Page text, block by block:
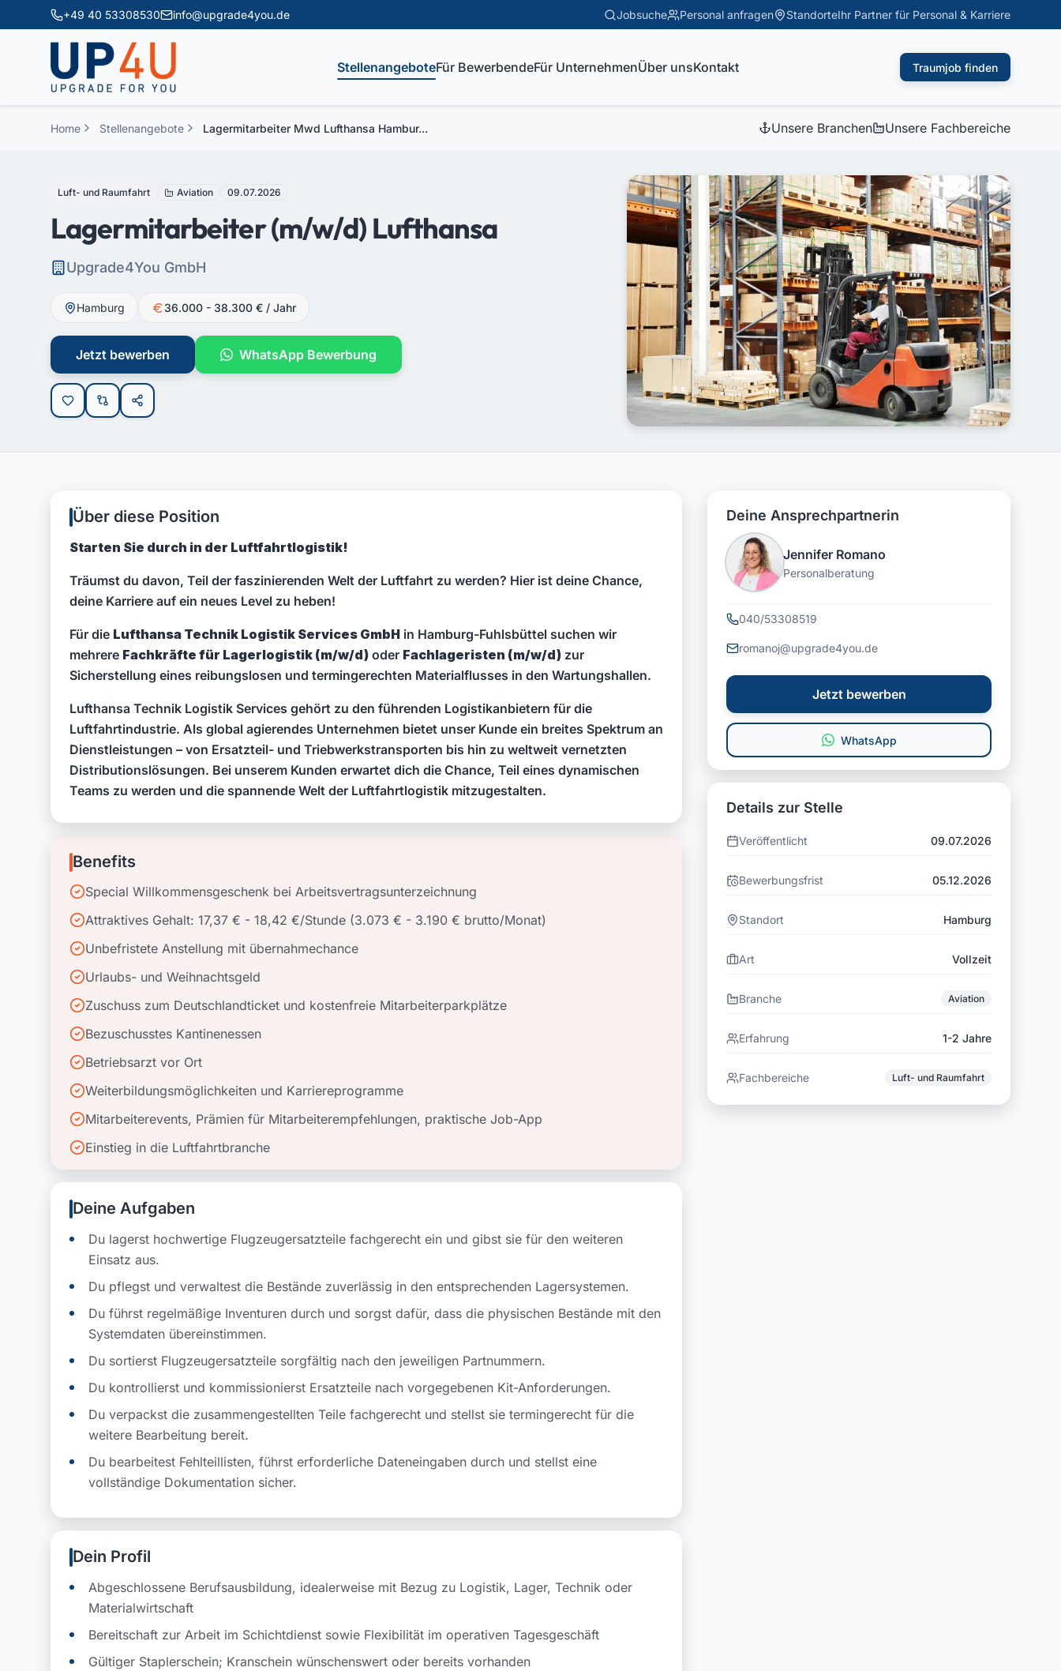
Zum Hauptinhalt springen
+49 40 53308530 info@upgrade4you.de Jobsuche Personal anfragen Standorte
StellenangeboteFür BewerbendeFür UnternehmenÜber unsKontakt Traumjob finden
Home Stellenangebote Lagermitarbeiter Mwd Lufthansa Hambur... Unsere Branchen Unsere Fachbereiche
Luft- und Raumfahrt Aviation 09.07.2026
Lagermitarbeiter (m/w/d) Lufthansa
Upgrade4You GmbH
Hamburg 36.000 - 38.300 € / Jahr
Jetzt bewerben WhatsApp Bewerbung
Über diese Position
Starten Sie durch in der Luftfahrtlogistik!
Träumst du davon, Teil der faszinierenden Welt der Luftfahrt zu werden? Hier ist deine Chance,
deine Karriere auf ein neues Level zu heben!
Für die Lufthansa Technik Logistik Services GmbH in Hamburg-Fuhlsbüttel suchen wir
mehrere Fachkräfte für Lagerlogistik (m/w/d) oder Fachlageristen (m/w/d) zur
Sicherstellung eines reibungslosen und termingerechten Materialflusses in den Wartungshallen.
Lufthansa Technik Logistik Services gehört zu den führenden Logistikanbietern für die
Luftfahrtindustrie. Als global agierendes Unternehmen bietet unser Kunde ein breites Spektrum an
Dienstleistungen – von Ersatzteil- und Triebwerkstransporten bis hin zu weltweit vernetzten
Distributionslösungen. Bei unserem Kunden erwartet dich die Chance, Teil eines dynamischen
Teams zu werden und die spannende Welt der Luftfahrtlogistik mitzugestalten.
Benefits
Special Willkommensgeschenk bei Arbeitsvertragsunterzeichnung
Attraktives Gehalt: 17,37 € - 18,42 €/Stunde (3.073 € - 3.190 € brutto/Monat)
Unbefristete Anstellung mit übernahmechance
Urlaubs- und Weihnachtsgeld
Zuschuss zum Deutschlandticket und kostenfreie Mitarbeiterparkplätze
Bezuschusstes Kantinenessen
Betriebsarzt vor Ort
Weiterbildungsmöglichkeiten und Karriereprogramme
Mitarbeiterevents, Prämien für Mitarbeiterempfehlungen, praktische Job-App
Einstieg in die Luftfahrtbranche
Deine Aufgaben
Du lagerst hochwertige Flugzeugersatzteile fachgerecht ein und gibst sie für den weiteren
Einsatz aus.
Du pflegst und verwaltest die Bestände zuverlässig in den entsprechenden Lagersystemen.
Du führst regelmäßige Inventuren durch und sorgst dafür, dass die physischen Bestände mit den
Systemdaten übereinstimmen.
Du sortierst Flugzeugersatzteile sorgfältig nach den jeweiligen Partnummern.
Du kontrollierst und kommissionierst Ersatzteile nach vorgegebenen Kit-Anforderungen.
Du verpackst die zusammengestellten Teile fachgerecht und stellst sie termingerecht für die
weitere Bearbeitung bereit.
Du bearbeitest Fehlteillisten, führst erforderliche Dateneingaben durch und stellst eine
vollständige Dokumentation sicher.
Dein Profil
Abgeschlossene Berufsausbildung, idealerweise mit Bezug zu Logistik, Lager, Technik oder
Materialwirtschaft
Bereitschaft zur Arbeit im Schichtdienst sowie Flexibilität im operativen Tagesgeschäft
Gültiger Staplerschein; Kranschein wünschenswert oder bereits vorhanden
Deine Ansprechpartnerin
Jennifer Romano
Personalberatung
040/53308519
romanoj@upgrade4you.de
Jetzt bewerben
WhatsApp
Details zur Stelle
Veröffentlicht 09.07.2026
Bewerbungsfrist 05.12.2026
Standort Hamburg
Art Vollzeit
Branche Aviation
Erfahrung 1-2 Jahre
Fachbereiche Luft- und Raumfahrt